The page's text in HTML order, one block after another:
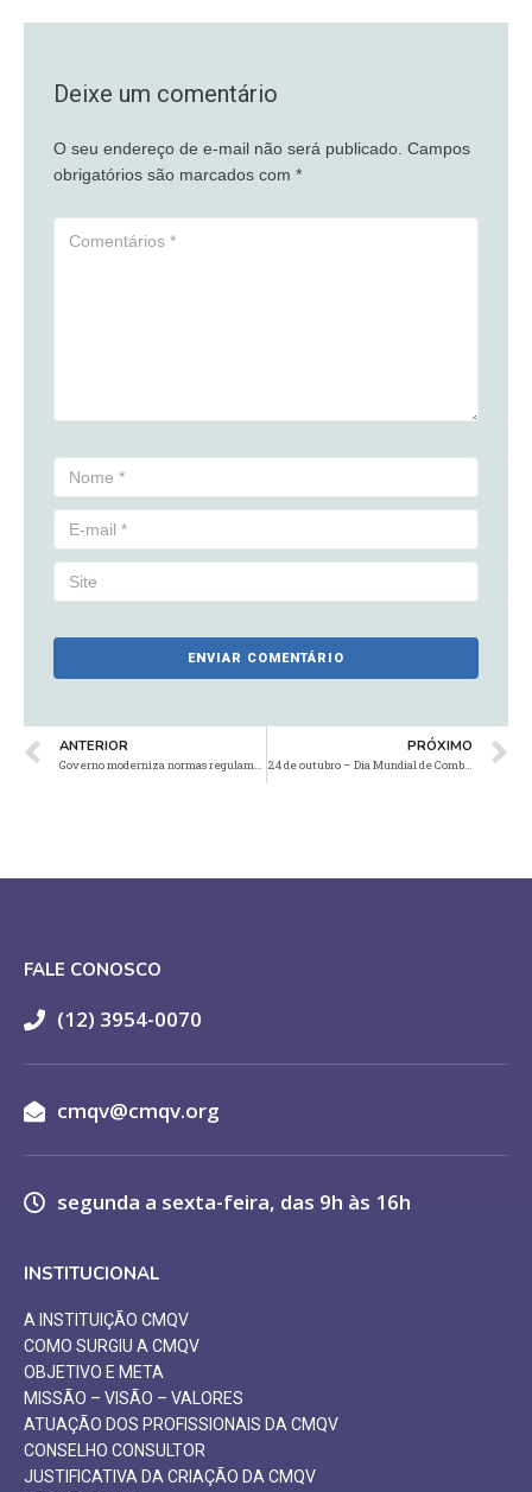
Deixe um comentário
O seu endereço de e-mail não será publicado. Campos
obrigatórios são marcados com *
ANTERIOR
Governo moderniza normas regulamentadoras
PRÓXIMO
24 de outubro – Dia Mundial de Combate à Poliomielite
FALE CONOSCO
(12) 3954-0070
cmqv@cmqv.org
segunda a sexta-feira, das 9h às 16h
INSTITUCIONAL
A INSTITUIÇÃO CMQV
COMO SURGIU A CMQV
OBJETIVO E META
MISSÃO – VISÃO – VALORES
ATUAÇÃO DOS PROFISSIONAIS DA CMQV
CONSELHO CONSULTOR
JUSTIFICATIVA DA CRIAÇÃO DA CMQV